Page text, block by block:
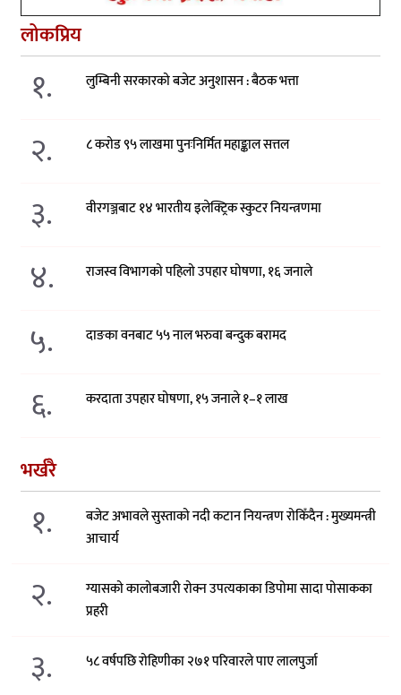
लोकप्रिय
१. लुम्बिनी सरकारको बजेट अनुशासन : बैठक भत्ता
२. ८ करोड ९५ लाखमा पुनःनिर्मित महाङ्काल सत्तल
३. वीरगञ्जबाट १४ भारतीय इलेक्ट्रिक स्कुटर नियन्त्रणमा
४. राजस्व विभागको पहिलो उपहार घोषणा, १६ जनाले
५. दाङका वनबाट ५५ नाल भरुवा बन्दुक बरामद
६. करदाता उपहार घोषणा, १५ जनाले १–१ लाख
भर्खरै
१.
बजेट अभावले सुस्ताको नदी कटान नियन्त्रण रोकिँदैन : मुख्यमन्त्री
आचार्य
२.
ग्यासको कालोबजारी रोक्न उपत्यकाका डिपोमा सादा पोसाकका
प्रहरी
३. ५८ वर्षपछि रोहिणीका २७१ परिवारले पाए लालपुर्जा